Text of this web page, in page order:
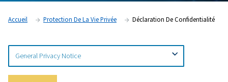
Accueil Protection De La Vie Privée